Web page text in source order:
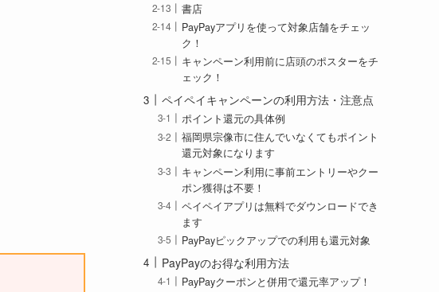
書店
PayPayアプリを使って対象店舗をチェッ
ク！
キャンペーン利用前に店頭のポスターをチ
ェック！
ペイペイキャンペーンの利用方法・注意点
ポイント還元の具体例
福岡県宗像市に住んでいなくてもポイント
還元対象になります
キャンペーン利用に事前エントリーやクー
ポン獲得は不要！
ペイペイアプリは無料でダウンロードでき
ます
PayPayピックアップでの利用も還元対象
PayPayのお得な利用方法
PayPayクーポンと併用で還元率アップ！